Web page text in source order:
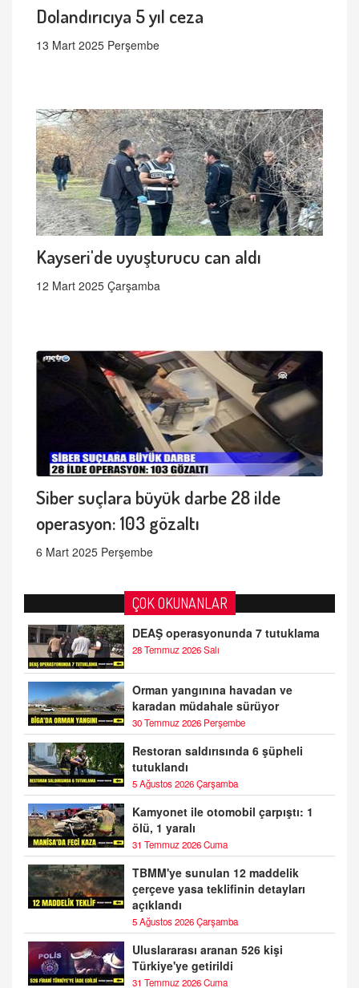
Dolandırıcıya 5 yıl ceza
13 Mart 2025 Perşembe
Kayseri'de uyuşturucu can aldı
12 Mart 2025 Çarşamba
Siber suçlara büyük darbe 28 ilde
operasyon: 103 gözaltı
6 Mart 2025 Perşembe
ÇOK OKUNANLAR
DEAŞ operasyonunda 7 tutuklama
28 Temmuz 2026 Salı
Orman yangınına havadan ve
karadan müdahale sürüyor
30 Temmuz 2026 Perşembe
Restoran saldırısında 6 şüpheli
tutuklandı
5 Ağustos 2026 Çarşamba
Kamyonet ile otomobil çarpıştı: 1
ölü, 1 yaralı
31 Temmuz 2026 Cuma
TBMM'ye sunulan 12 maddelik
çerçeve yasa teklifinin detayları
açıklandı
5 Ağustos 2026 Çarşamba
Uluslararası aranan 526 kişi
Türkiye'ye getirildi
31 Temmuz 2026 Cuma